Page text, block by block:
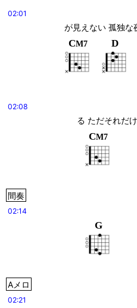
02:01
が見えない 孤独な
CM7 D
02:08
る ただそれだ
CM7
間奏
02:14
G
Aメロ
02:21